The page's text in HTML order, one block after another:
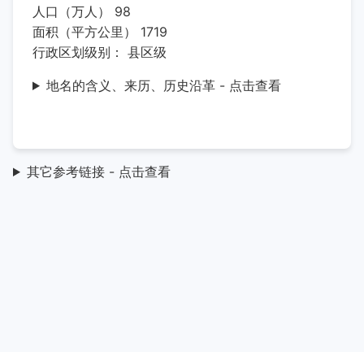
人口（万人） 98
面积（平方公里） 1719
行政区划级别： 县区级
地名的含义、来历、历史沿革 - 点击查看
其它参考链接 - 点击查看